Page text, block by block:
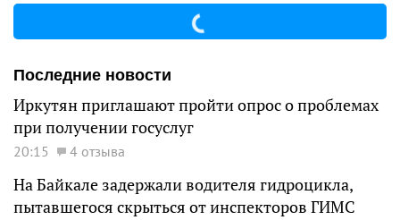
Последние новости
Иркутян приглашают пройти опрос о проблемах
при получении госуслуг
20:15 4 отзыва
На Байкале задержали водителя гидроцикла,
пытавшегося скрыться от инспекторов ГИМС